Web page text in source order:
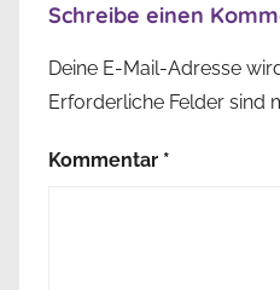
Schreibe einen
Deine E-Mail-Adresse
Erforderliche Felder sind
Kommentar *